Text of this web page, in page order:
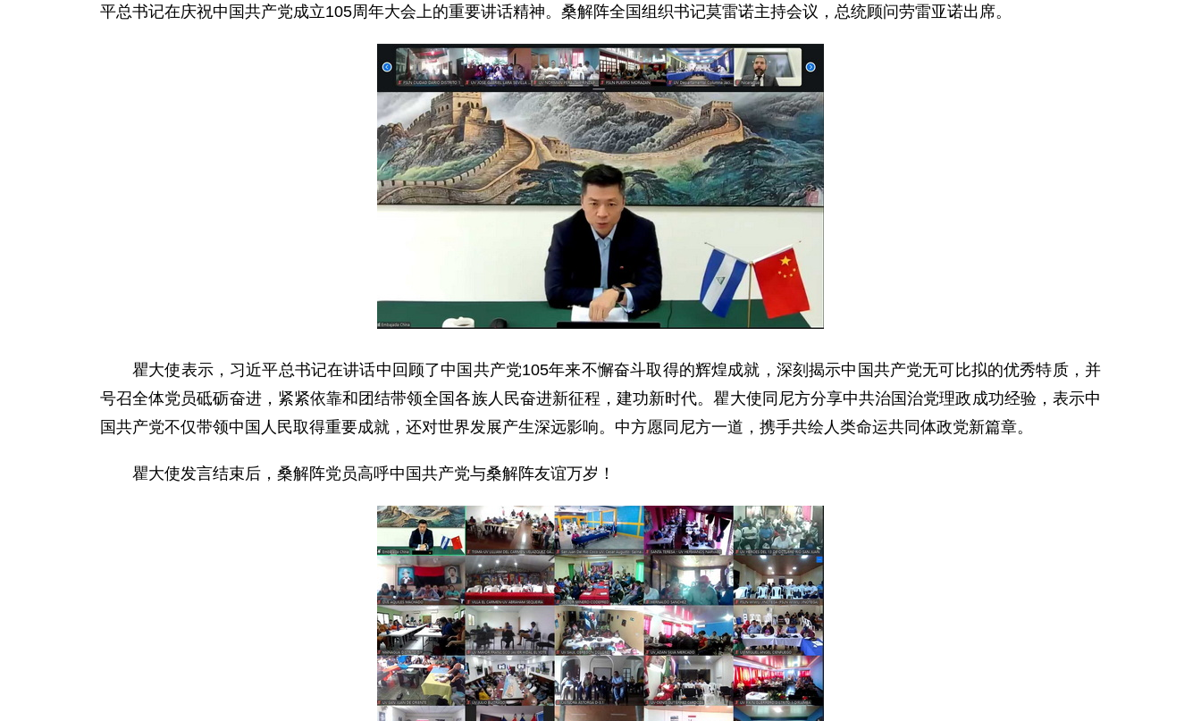
平总书记在庆祝中国共产党成立105周年大会上的重要讲话精神。桑解阵全国组织书记莫雷诺主持会议，总统顾问劳雷亚诺出席。
瞿大使表示，习近平总书记在讲话中回顾了中国共产党105年来不懈奋斗取得的辉煌成就，深刻揭示中国共产党无可比拟的优秀特质，并
号召全体党员砥砺奋进，紧紧依靠和团结带领全国各族人民奋进新征程，建功新时代。瞿大使同尼方分享中共治国治党理政成功经验，表示中
国共产党不仅带领中国人民取得重要成就，还对世界发展产生深远影响。中方愿同尼方一道，携手共绘人类命运共同体政党新篇章。
瞿大使发言结束后，桑解阵党员高呼中国共产党与桑解阵友谊万岁！